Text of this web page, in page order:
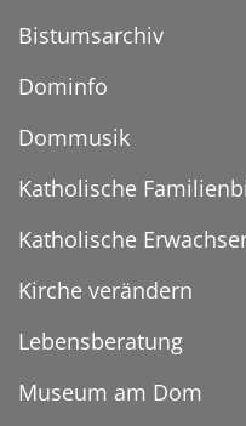
Bistumsarchiv
Dominfo
Dommusik
Katholische
Katholische
Kirche verändern
Lebensberatung
Museum am Dom